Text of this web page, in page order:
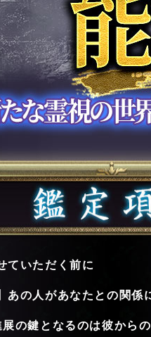
ていただく前に
あの人があなたとの関
の鍵となるのは彼から